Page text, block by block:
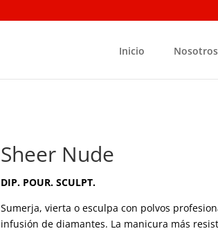
Inicio Nosotros
Sheer Nude
DIP. POUR. SCULPT.
Sumerja, vierta o esculpa con polvos
infusión de diamantes. La manicura más